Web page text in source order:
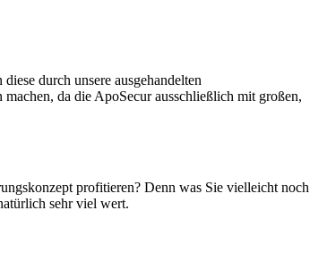
durch unsere ausgehandelten
da die ApoSecur ausschließlich mit großen,
profitieren? Denn was Sie vielleicht noch
sehr viel wert.